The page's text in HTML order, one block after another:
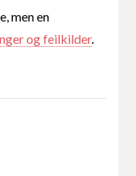
men en
og feilkilder.